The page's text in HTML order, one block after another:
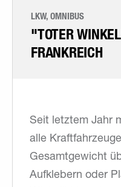
LKW, OMNIBUS
"TOTER
FRANKREICH
Seit letztem Jahr
alle
Gesamtgewicht
Aufklebern oder